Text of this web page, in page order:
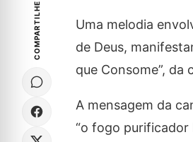
COMPARTILHE
Uma melodia
de Deus,
que Consome”, da
A mensagem da
“o fogo purificador